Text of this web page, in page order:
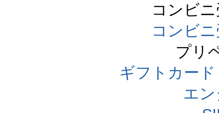
コンビ
コンビ
プリ
ギフトカー
エ